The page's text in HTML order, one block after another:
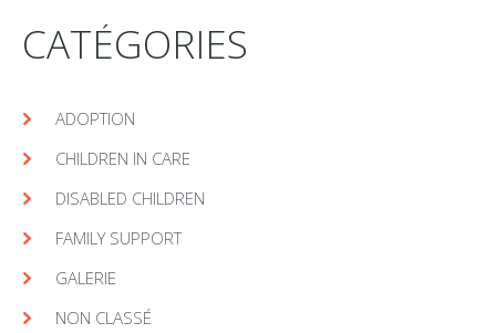
CATÉGORIES
ADOPTION
CHILDREN IN CARE
DISABLED CHILDREN
FAMILY SUPPORT
GALERIE
NON CLASSÉ